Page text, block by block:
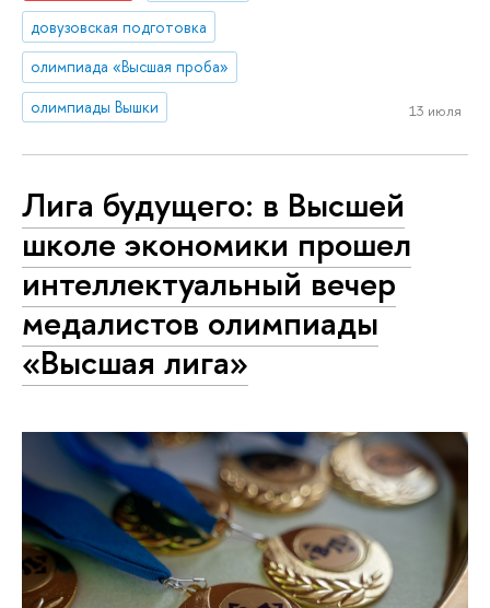
довузовская подготовка
олимпиада «Высшая проба»
олимпиады Вышки
13 июля
Лига будущего: в Высшей
школе экономики прошел
интеллектуальный вечер
медалистов олимпиады
«Высшая лига»